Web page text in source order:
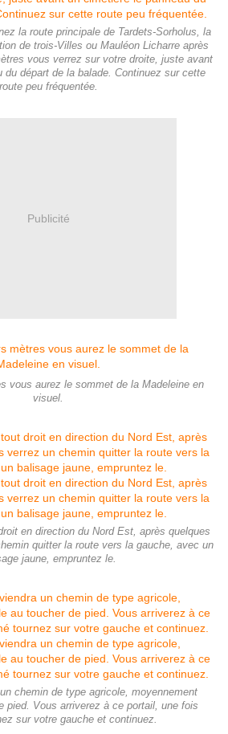
la route principale de Tardets-Sorholus, la
de trois-Villes ou Mauléon Licharre après
vous verrez sur votre droite, juste avant
du départ de la balade. Continuez sur cette
route peu fréquentée.
Publicité
vous aurez le sommet de la Madeleine en
visuel.
en direction du Nord Est, après quelques
quitter la route vers la gauche, avec un
jaune, empruntez le.
chemin de type agricole, moyennement
pied. Vous arriverez à ce portail, une fois
sur votre gauche et continuez.